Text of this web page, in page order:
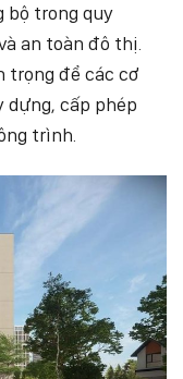
bộ trong quy
an toàn đô thị.
trọng để các cơ
cấp phép
trình.